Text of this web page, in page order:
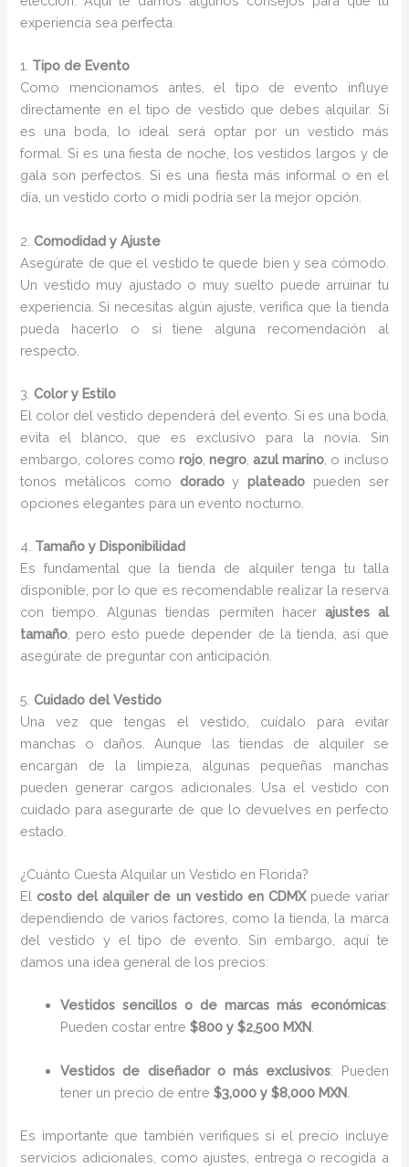
experiencia sea perfecta.
1. Tipo de Evento
Como mencionamos antes, el tipo de evento influye
directamente en el tipo de vestido que debes alquilar. Si
es una boda, lo ideal será optar por un vestido más
formal. Si es una fiesta de noche, los vestidos largos y de
gala son perfectos. Si es una fiesta más informal o en el
día, un vestido corto o midi podría ser la mejor opción.
2.Comodidad y Ajuste
Asegúrate de que el vestido te quede bien y sea cómodo.
Un vestido muy ajustado o muy suelto puede arruinar tu
experiencia. Si necesitas algún ajuste, verifica que la tienda
pueda hacerlo o si tiene alguna recomendación al
respecto.
3.Color y Estilo
El color del vestido dependerá del evento. Si es una boda,
evita el blanco, que es exclusivo para la novia. Sin
embargo, colores como rojo,negro ,azul marino , o incluso
tonos metálicos como doradoyplateado pueden ser
opciones elegantes para un evento nocturno.
4. Tamaño y Disponibilidad
Es fundamental que la tienda de alquiler tenga tu talla
disponible, por lo que es recomendable realizar la reserva
con tiempo. Algunas tiendas permiten hacer ajustes al
tamaño , pero esto puede depender de la tienda, así que
asegúrate de preguntar con anticipación.
5.Cuidado del Vestido
Una vez que tengas el vestido, cuídalo para evitar
manchas o daños. Aunque las tiendas de alquiler se
encargan de la limpieza, algunas pequeñas manchas
pueden generar cargos adicionales. Usa el vestido con
cuidado para asegurarte de que lo devuelves en perfecto
estado.
¿Cuánto Cuesta Alquilar un Vestido en Florida?
Elcosto del alquiler de un vestido en CDMXpuede variar
dependiendo de varios factores, como la tienda, la marca
del vestido y el tipo de evento. Sin embargo, aquí te
damos una idea general de los precios:
Vestidos sencillos o de marcas más económicas:
Pueden costar entre$800 y $2,500 MXN
Vestidos de diseñador o más exclusivos: Pueden
tener un precio de entre$3,000 y $8,000 MXN
Es importante que también verifiques si el precio incluye
servicios adicionales, como ajustes, entrega o recogida a